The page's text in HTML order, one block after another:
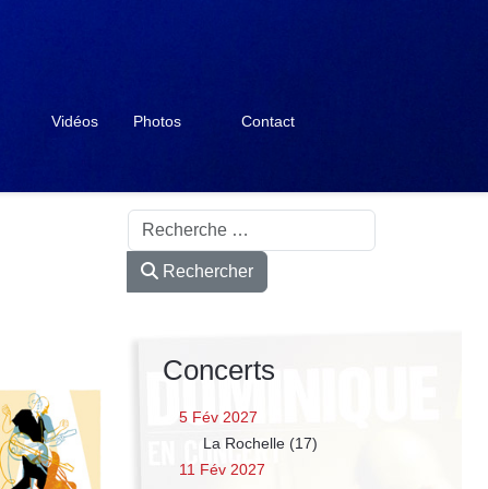
Vidéos Photos Contact
Rechercher
Rechercher
Concerts
5 Fév 2027
La Rochelle (17)
11 Fév 2027